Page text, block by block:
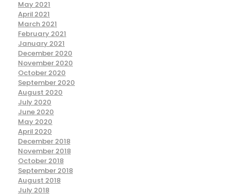
May 2021
April 2021
March 2021
February 2021
January 2021
December 2020
November 2020
October 2020
September 2020
August 2020
July 2020
June 2020
May 2020
April 2020
December 2018
November 2018
October 2018
September 2018
August 2018
July 2018